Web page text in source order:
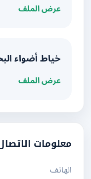
عرض الملف
خياط أضواء البحرين
عرض الملف
معلومات الاتصال
الهاتف